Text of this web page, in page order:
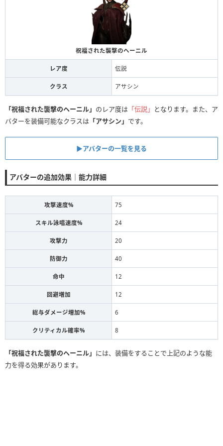
祝福された襲撃のヘーニル
レア度 伝説
クラス アサシン
「祝福された襲撃のヘーニル」 のレア度は 「伝説」 となります。また、ア
バターを装備可能なクラスは 「アサシン」 です。
▶アバターの一覧を見る
アバターの追加効果｜能力詳細
攻撃速度% 75
スキル詠唱速度% 24
攻撃力 20
防御力 40
命中 12
回避増加 12
総与ダメージ増加% 6
クリティカル確率% 8
「祝福された襲撃のヘーニル」 には、装備をすることで上記のような能
力を得る効果があります。